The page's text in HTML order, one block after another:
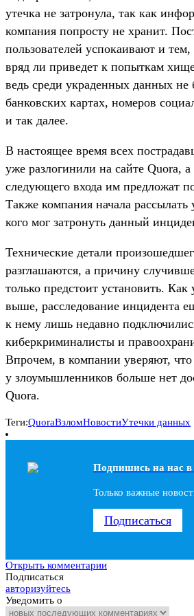
утечка не затронула, так как
компания попросту не хранит.
пользователей успокаивают и
вряд ли приведет к попыткам
ведь среди украденных данных
банковских картах, номеров
и так далее.
В настоящее время всех
уже разлогинили на сайте Quora,
следующего входа им предложат
Также компания начала рассылать
кого мог затронуть данный
Технические детали
разглашаются, а причину
только предстоит установить.
выше, расследование инцидента
к нему лишь недавно
киберкриминалисты и
Впрочем, в компании уверяют,
у злоумышленников больше нет
Quora.
Теги:QuoraВзломНовостиУтечки данных
Подпишись на наc в
Только важные
Подписаться
Открыть комментарии
Подписаться
авторизуйтесь
Уведомить о